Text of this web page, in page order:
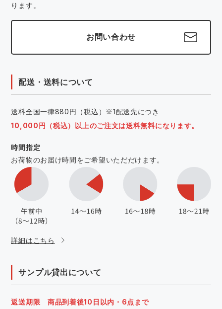
ります。
お問い合わせ
配送・送料について
送料全国一律880円（税込）※1配送先につき
10,000円（税込）以上のご注文は送料無料になります。
時間指定
お荷物のお届け時間をご希望いただだけます。
詳細はこちら
サンプル貸出について
返送期限 商品到着後10日以内・6点まで